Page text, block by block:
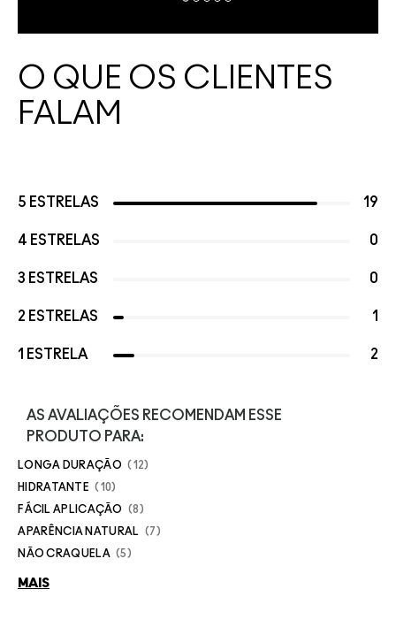
O QUE OS CLIENTES
FALAM
5 ESTRELAS 19
4 ESTRELAS 0
3 ESTRELAS 0
2 ESTRELAS 1
1 ESTRELA 2
AS AVALIAÇÕES RECOMENDAM ESSE
PRODUTO PARA:
LONGA DURAÇÃO 12
HIDRATANTE 10
FÁCIL APLICAÇÃO 8
APARÊNCIA NATURAL 7
NÃO CRAQUELA 5
MAIS